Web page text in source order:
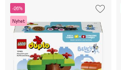
-26%
Nyhet